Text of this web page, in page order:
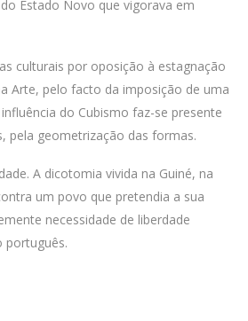
Estado Novo que vigorava em
culturais por oposição à estagnação
Arte, pelo facto da imposição de uma
do Cubismo faz-se presente
pela geometrização das formas.
A dicotomia vivida na Guiné, na
um povo que pretendia a sua
necessidade de liberdade
português.